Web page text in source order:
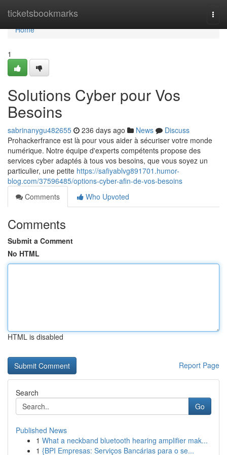
ticketsbookmarks
Home
Home
1
Solutions Cyber pour Vos
Besoins
sabrinanygu482655 236 days ago News
Discuss
Prohackerfrance est là pour vous aider à sécuriser votre monde
numérique. Notre équipe d'experts compétents propose des
services cyber adaptés à tous vos besoins, que vous soyez un
particulier, une petite https://safiyablvg891701.humor-
blog.com/37596485/options-cyber-afin-de-vos-besoins
Comments
Who Upvoted
Comments
Submit a Comment
No HTML
HTML is disabled
Report Page
Search
Go
Published News
1 What a neckband bluetooth hearing amplifier mak...
1 {BPI Empresas: Serviços Bancárias para o se...